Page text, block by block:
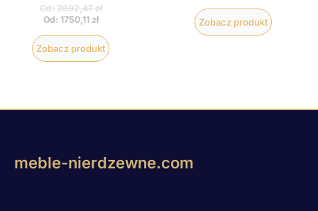
Od:2692,47zł
Od: 1750,11 zł
Zobacz produkt
Zobacz produkt
meble-nierdzewne.com